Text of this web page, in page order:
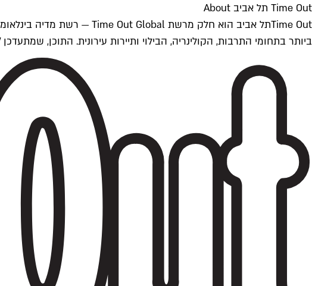
Time Out תל אביב About
ביותר בתחומי התרבות, הקולינריה, הבילוי ותיירות עירונית. התוכן, שמתעדכן 24/7, נכתב ונערך על ידי צוות עיתונאים מקצועי מקומי בישראל, בהתאם לסטנדרטים של Time Out העולמית.